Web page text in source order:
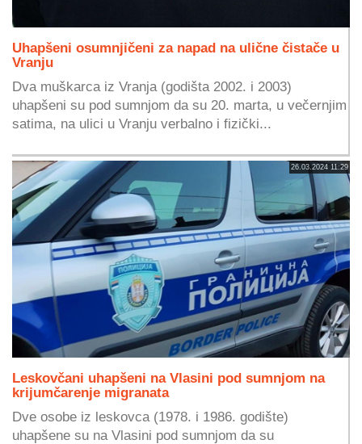
Uhapšeni osumnjičeni za napad na ulične čistače u
Vranju
Dva muškarca iz Vranja (godišta 2002. i 2003)
uhapšeni su pod sumnjom da su 20. marta, u večernjim
satima, na ulici u Vranju verbalno i fizički...
26.03.2024 11:29
Leskovčani uhapšeni na Vlasini pod sumnjom na
krijumčarenje migranata
Dve osobe iz leskovca (1978. i 1986. godište)
uhapšene su na Vlasini pod sumnjom da su